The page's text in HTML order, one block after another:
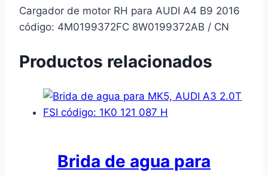
Cargador de motor RH para AUDI A4 B9 2016
código: 4M0199372FC 8W0199372AB / CN
Productos relacionados
Brida de agua para